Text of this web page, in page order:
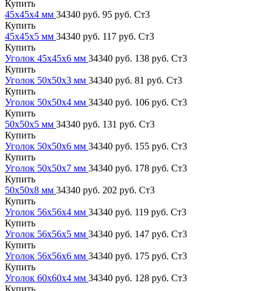
Купить
45х45х4 мм 34340 руб. 95 руб. Ст3
Купить
45х45х5 мм 34340 руб. 117 руб. Ст3
Купить
Уголок 45х45х6 мм 34340 руб. 138 руб. Ст3
Купить
Уголок 50х50х3 мм 34340 руб. 81 руб. Ст3
Купить
Уголок 50х50х4 мм 34340 руб. 106 руб. Ст3
Купить
50х50х5 мм 34340 руб. 131 руб. Ст3
Купить
Уголок 50х50х6 мм 34340 руб. 155 руб. Ст3
Купить
Уголок 50х50х7 мм 34340 руб. 178 руб. Ст3
Купить
50х50х8 мм 34340 руб. 202 руб. Ст3
Купить
Уголок 56х56х4 мм 34340 руб. 119 руб. Ст3
Купить
Уголок 56х56х5 мм 34340 руб. 147 руб. Ст3
Купить
Уголок 56х56х6 мм 34340 руб. 175 руб. Ст3
Купить
Уголок 60х60х4 мм 34340 руб. 128 руб. Ст3
Купить